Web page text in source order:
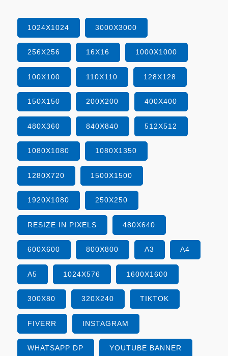
1024X1024 3000X3000
256X256 16X16 1000X1000
100X100 110X110 128X128
150X150 200X200 400X400
480X360 840X840 512X512
1080X1080 1080X1350
1280X720 1500X1500
1920X1080 250X250
RESIZE IN PIXELS 480X640
600X600 800X800 A3 A4
A5 1024X576 1600X1600
300X80 320X240 TIKTOK
FIVERR INSTAGRAM
WHATSAPP DP YOUTUBE BANNER